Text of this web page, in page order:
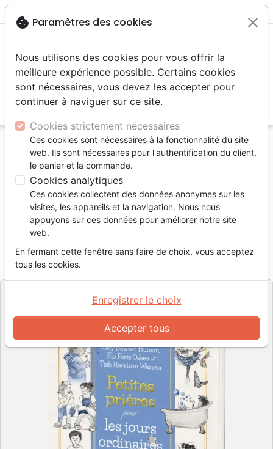
menu
Accueil
Jeunesse
Petites prières pour les jours ordinaires
Petites prières pour les jours
ordinaires
Auteur :Katy Bowser Hutson-Flo Paris Oakes
Illustrateur :
RéférenceEXL0483 EAN9782755004830
Editeur Excelsis
cookie Paramètres des cookies
Nous utilisons des cookies pour vous offrir la
meilleure expérience possible. Certains cookies
sont nécessaires, vous devez les accepter pour
continuer à naviguer sur ce site.
Cookies strictement nécessaires
Ces cookies sont nécessaires à la fonctionnalité du site
web. Ils sont nécessaires pour l'authentification du client,
le panier et la commande.
Cookies analytiques
Ces cookies collectent des données anonymes sur les
visites, les appareils et la navigation. Nous nous
appuyons sur ces données pour améliorer notre site
web.
En fermant cette fenêtre sans faire de choix, vous acceptez
tous les cookies.
Accepter tous
Enregistrer le choix